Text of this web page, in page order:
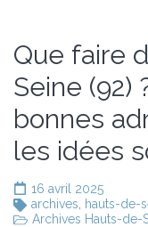
Que faire
Seine (92)
bonnes
les idées
16 avril 2025
archives
hauts-de-
Archives Hauts-de-